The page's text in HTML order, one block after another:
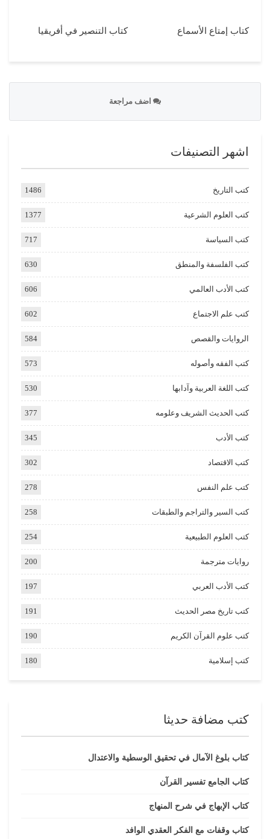
كتاب إمتاع الأسماع كتاب التنصير في أفريقيا
اضف مراجعة
اشهر التصنيفات
كتب التاريخ 1486
كتب العلوم الشرعية 1377
كتب السياسة 717
كتب الفلسفة والمنطق 630
كتب الأدب العالمي 606
كتب علم الاجتماع 602
الروايات والقصص 584
كتب الفقه وأصوله 573
كتب اللغة العربية وآدابها 530
كتب الحديث الشريف وعلومه 377
كتب الأدب 345
كتب الاقتصاد 302
كتب علم النفس 278
كتب السير والتراجم والطبقات 258
كتب العلوم الطبيعية 254
روايات مترجمة 200
كتب الأدب العربي 197
كتب تاريخ مصر الحديث 191
كتب علوم القرآن الكريم 190
كتب إسلامية 180
كتب مضافة حديثا
كتاب بلوغ الآمال في تحقيق الوسطية والاعتدال
كتاب الجامع تفسير القرآن
كتاب الإبهاج في شرح المنهاج
كتاب وقفات مع الفكر العقدي الوافد